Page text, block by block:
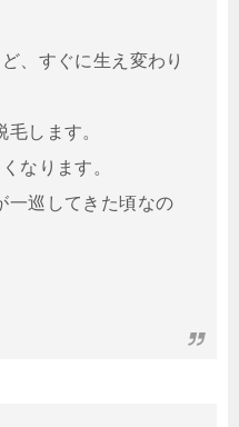
、すぐに生え変わり
します。
なります。
一巡してきた頃なの